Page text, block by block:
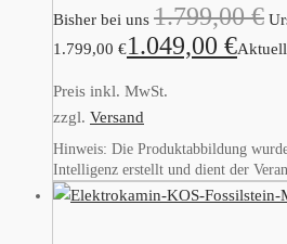
Bisher bei uns 1.799,00€
1.799,00 €1.049,00 €
Preis inkl. MwSt.
zzgl. Versand
Hinweis: Die Produktabbildung
Intelligenz erstellt und dient der